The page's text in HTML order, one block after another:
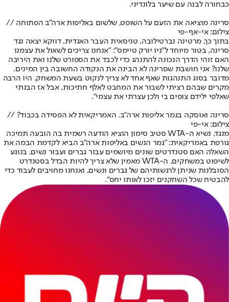
כבחורה לבנה עם שיער בלונדיני.
סרינה מוציאה את הזעם על השופט, שלשום באליפות ארה"ב הפתוחה //
צילום: אי-אף-פי
בתוך כך, מרטינה נברטילובה, טניסאית העבר האגדית, דווקא יצאה נגד
סרינה, בטור מיוחד ל"ניו יורק טיימס": "אנחנו צריכים לשאול את עצמנו
האם זוהי הדרך הנכונה להתנהג כדי לכבד את הספורט שלנו ואת היריבה
שלנו? אני חושבת שסרינה לא הבינה את הנקודה החשובה בין המינים.
מדובר בסוג התנהגות שאף אחד לא צריך לנקוט בשעת המשחק. היו הרבה
מקרים שבהם רציתי לשבור את המחבט לאלף חתיכות, אבל אז הבנתי
שאלפי ילידם צופים בי ולכן עצרתי את עצמי".
סרינה ואוסקה בגמר אליפות ארה"ב. האמריקאית לא הפסידה בכבוד? //
צילום: אי-פי
מנגד, נשיא ה-WTA סטיב סימון הוציא הודעה רשמית בה הובעה תמיכה
גורפת באמריקאית: "גמר הנשים באליפות ארה"ב הביא לקדמת הבמה את
השאלה האם סטנדרטים שונים מיושמים עבור גברים ועבור נשים, בנוגע
לשיפוט במשחקים. ה-WTA מאמין שלא צריך להיות הבדל בסטנדרט
הסובלנות שניתן לרגשותיהם של גברים ונשים, ואנחנו מחויבים לעבוד כדי
להבטיח שכל השחקנים יזכו לאותו יחס".